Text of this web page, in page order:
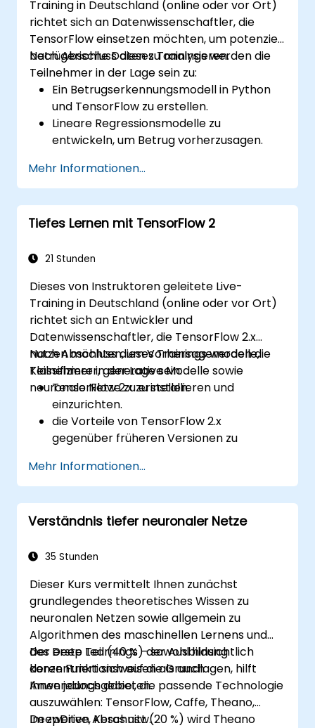
Training in Deutschland (online oder vor Ort)
richtet sich an Datenwissenschaftler, die
TensorFlow einsetzen möchten, um potenziell
betrügerische Daten zu analysieren.
Nach Abschluss dieses Trainings werden die
Teilnehmer in der Lage sein zu:
Ein Betrugserkennungsmodell in Python
und TensorFlow zu erstellen.
Lineare Regressionsmodelle zu
entwickeln, um Betrug vorherzusagen.
Analyse betrügerischer Daten zu
realisieren.
Mehr Informationen...
Tiefes Lernen mit TensorFlow 2
21 Stunden
Dieses von Instruktoren geleitete Live-
Training in Deutschland (online oder vor Ort)
richtet sich an Entwickler und
Datenwissenschaftler, die TensorFlow 2.x
nutzen möchten, um Vorhersagemodelle,
Klassifizierer, generative Modelle sowie
neuronale Netze zu erstellen.
Nach Abschluss dieses Trainings werden die
Teilnehmer in der Lage sein:
TensorFlow 2.x zu installieren und
einzurichten.
die Vorteile von TensorFlow 2.x
gegenüber früheren Versionen zu
Tiefen Lernmodelle zu entwickeln.
einen fortschrittlichen Bildklassifizierer
umzusetzen.
Tiefen Lernsysteme in die Cloud, auf
implementieren.
Mehr Informationen...
Verständnis tiefer neuronaler Netze
35 Stunden
Dieser Kurs vermittelt Ihnen zunächst
grundlegendes theoretisches Wissen zu
neuronalen Netzen sowie allgemein zu
Algorithmen des maschinellen Lernens und
des Deep Learnings – sowohl hinsichtlich
deren Funktionsweisen als auch
Anwendungsgebieten.
Der erste Teil (40 %) der Ausbildung
konzentriert sich auf die Grundlagen, hilft
Ihnen jedoch dabei, die passende Technologie
auszuwählen: TensorFlow, Caffe, Theano,
DeepDrive, Keras usw.
Im zweiten Abschnitt (20 %) wird Theano